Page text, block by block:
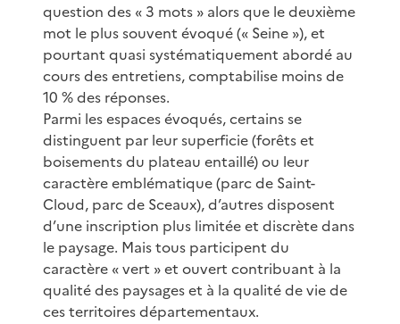
question des « 3 mots » alors que le deuxième
mot le plus souvent évoqué (« Seine »), et
pourtant quasi systématiquement abordé au
cours des entretiens, comptabilise moins de
10 % des réponses.
Parmi les espaces évoqués, certains se
distinguent par leur superficie (forêts et
boisements du plateau entaillé) ou leur
caractère emblématique (parc de Saint-
Cloud, parc de Sceaux), d’autres disposent
d’une inscription plus limitée et discrète dans
le paysage. Mais tous participent du
caractère « vert » et ouvert contribuant à la
qualité des paysages et à la qualité de vie de
ces territoires départementaux.